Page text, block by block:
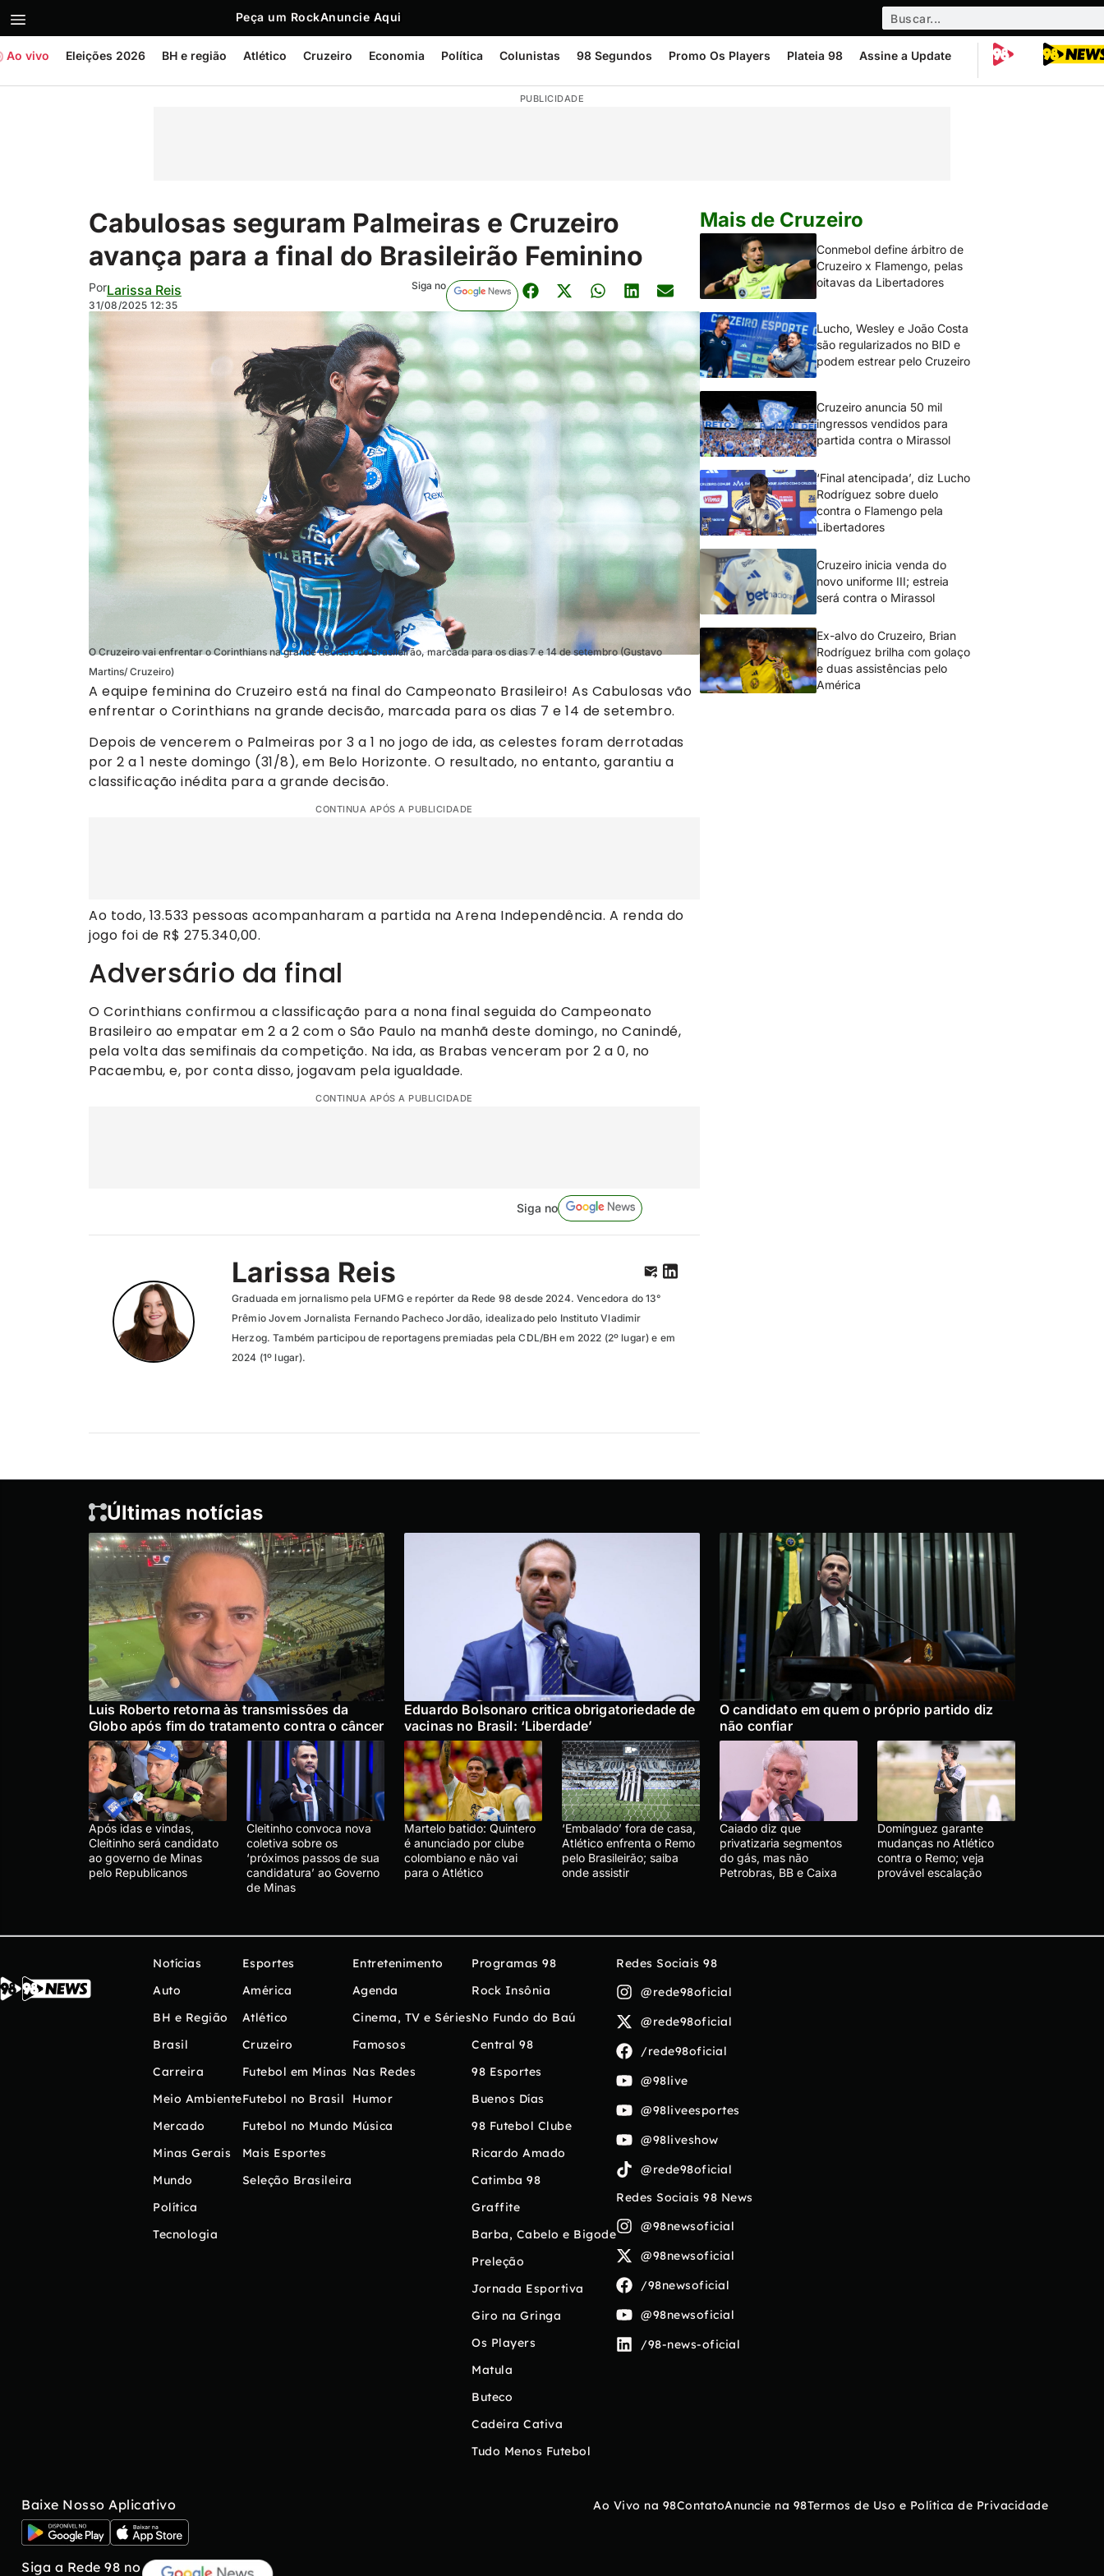
Peça um RockAnuncie Aqui
Ao vivo Eleições 2026 BH e região Atlético Cruzeiro Economia Política Colunistas 98 Segundos Promo Os Players Plateia 98 Assine a Update
PUBLICIDADE
Cabulosas seguram Palmeiras e Cruzeiro
avança para a final do Brasileirão Feminino
PorLarissa Reis
31/08/2025 12:35
Siga no
O Cruzeiro vai enfrentar o Corinthians na grande decisão do Brasileirão, marcada para os dias 7 e 14 de setembro (Gustavo
Martins/ Cruzeiro)
A equipe feminina do Cruzeiro está na final do Campeonato Brasileiro! As Cabulosas vão
enfrentar o Corinthians na grande decisão, marcada para os dias 7 e 14 de setembro.
Depois de vencerem o Palmeiras por 3 a 1 no jogo de ida, as celestes foram derrotadas
por 2 a 1 neste domingo (31/8), em Belo Horizonte. O resultado, no entanto, garantiu a
classificação inédita para a grande decisão.
CONTINUA APÓS A PUBLICIDADE
Ao todo, 13.533 pessoas acompanharam a partida na Arena Independência. A renda do
jogo foi de R$ 275.340,00.
Adversário da final
O Corinthians confirmou a classificação para a nona final seguida do Campeonato
Brasileiro ao empatar em 2 a 2 com o São Paulo na manhã deste domingo, no Canindé,
pela volta das semifinais da competição. Na ida, as Brabas venceram por 2 a 0, no
Pacaembu, e, por conta disso, jogavam pela igualdade.
CONTINUA APÓS A PUBLICIDADE
Siga no
Larissa Reis
Graduada em jornalismo pela UFMG e repórter da Rede 98 desde 2024. Vencedora do 13°
Prêmio Jovem Jornalista Fernando Pacheco Jordão, idealizado pelo Instituto Vladimir
Herzog. Também participou de reportagens premiadas pela CDL/BH em 2022 (2º lugar) e em
2024 (1º lugar).
Mais de Cruzeiro
Conmebol define árbitro de
Cruzeiro x Flamengo, pelas
oitavas da Libertadores
Lucho, Wesley e João Costa
são regularizados no BID e
podem estrear pelo Cruzeiro
Cruzeiro anuncia 50 mil
ingressos vendidos para
partida contra o Mirassol
‘Final atencipada’, diz Lucho
Rodríguez sobre duelo
contra o Flamengo pela
Libertadores
Cruzeiro inicia venda do
novo uniforme III; estreia
será contra o Mirassol
Ex-alvo do Cruzeiro, Brian
Rodríguez brilha com golaço
e duas assistências pelo
América
Últimas notícias
Luis Roberto retorna às transmissões da
Globo após fim do tratamento contra o câncer
Eduardo Bolsonaro critica obrigatoriedade de
vacinas no Brasil: ‘Liberdade’
O candidato em quem o próprio partido diz
não confiar
Após idas e vindas,
Cleitinho será candidato
ao governo de Minas
pelo Republicanos
Cleitinho convoca nova
coletiva sobre os
‘próximos passos de sua
candidatura’ ao Governo
de Minas
Martelo batido: Quintero
é anunciado por clube
colombiano e não vai
para o Atlético
‘Embalado’ fora de casa,
Atlético enfrenta o Remo
pelo Brasileirão; saiba
onde assistir
Caiado diz que
privatizaria segmentos
do gás, mas não
Petrobras, BB e Caixa
Domínguez garante
mudanças no Atlético
contra o Remo; veja
provável escalação
Notícias
Auto
BH e Região
Brasil
Carreira
Meio Ambiente
Mercado
Minas Gerais
Mundo
Política
Tecnologia
Esportes
América
Atlético
Cruzeiro
Futebol em Minas
Futebol no Brasil
Futebol no Mundo
Mais Esportes
Seleção Brasileira
Entretenimento
Agenda
Cinema, TV e Séries
Famosos
Nas Redes
Humor
Música
Programas 98
Rock Insônia
No Fundo do Baú
Central 98
98 Esportes
Buenos Días
98 Futebol Clube
Ricardo Amado
Catimba 98
Graffite
Barba, Cabelo e Bigode
Preleção
Jornada Esportiva
Giro na Gringa
Os Players
Matula
Buteco
Cadeira Cativa
Tudo Menos Futebol
Redes Sociais 98
@rede98oficial
@rede98oficial
/rede98oficial
@98live
@98liveesportes
@98liveshow
@rede98oficial
Redes Sociais 98 News
@98newsoficial
@98newsoficial
/98newsoficial
@98newsoficial
/98-news-oficial
Baixe Nosso Aplicativo
Siga a Rede 98 no
Ao Vivo na 98ContatoAnuncie na 98Termos de Uso e Política de Privacidade